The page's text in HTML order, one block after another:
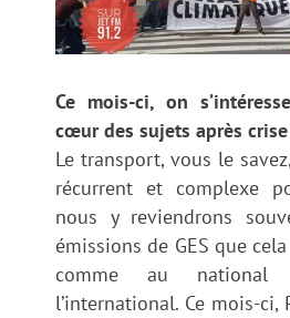
Ce mois-ci, on
cœur des sujets après
Le transport, vous le
récurrent et complexe
nous y reviendrons
émissions de GES que
comme au
l’international. Ce mois-ci,